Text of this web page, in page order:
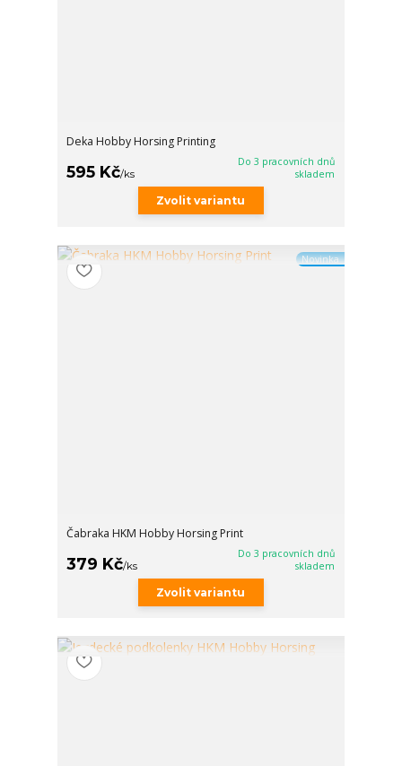
Deka Hobby Horsing Printing
595 Kč/ks
Do 3 pracovních dnů
skladem
Zvolit variantu
Novinka
Čabraka HKM Hobby Horsing Print
379 Kč/ks
Do 3 pracovních dnů
skladem
Zvolit variantu